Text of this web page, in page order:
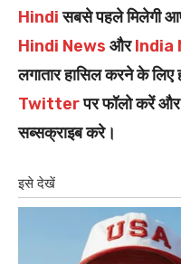
Hindiसबसे पहले मिलेगी
Hindi News औरIndia
लगातार हासिल करने के लिए
Twitterपर फॉलो करें और
सब्सक्राइब करे।